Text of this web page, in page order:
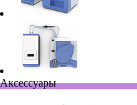
Аксессуары